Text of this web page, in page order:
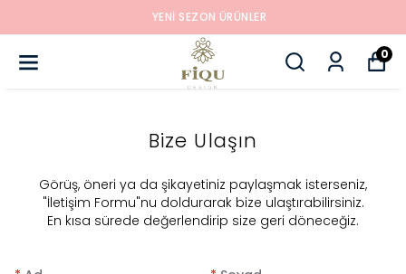
YENI SEZON ÜRÜNLER
0
Bize Ulaşın
​Görüş, öneri ya da şikayetiniz paylaşmak isterseniz,
"İletişim Formu"nu doldurarak bize ulaştırabilirsiniz.
En kısa sürede değerlendirip size geri döneceğiz.